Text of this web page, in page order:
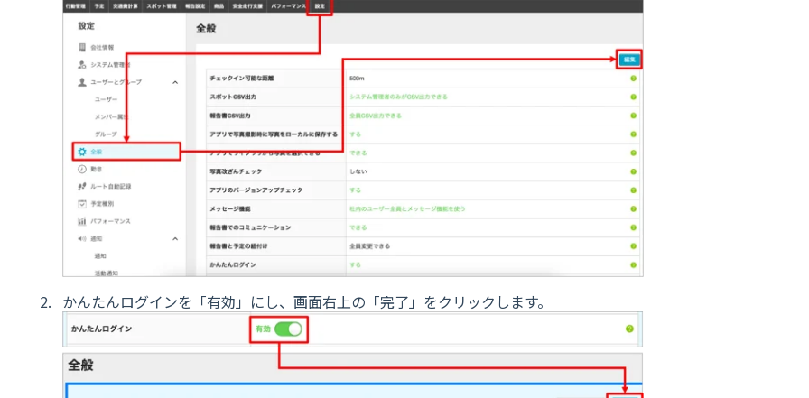
かんたんログインを「有効」にし、画面右上の「完了」をクリックします。